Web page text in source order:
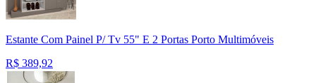
Estante Com Painel P/ Tv 55" E 2 Portas Porto Multimóveis
R$ 389,92